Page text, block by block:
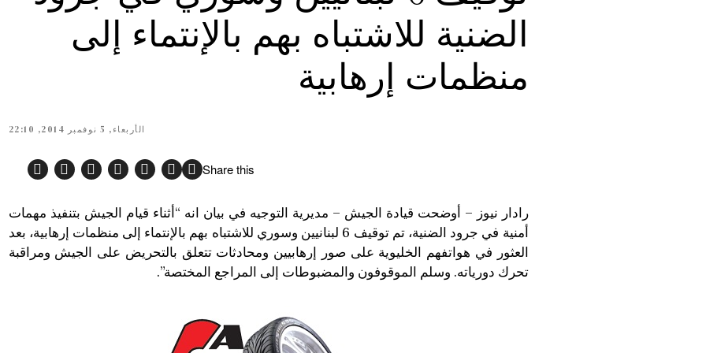
الضنية للاشتباه بهم بالإنتماء إلى
منظمات إرهابية
الأربعاء, 5 نوفمبر 2014, 22:10
Share this
رادار نيوز – أوضحت قيادة الجيش – مديرية التوجيه في بيان انه “أثناء قيام الجيش بتنفيذ مهمات
أمنية في جرود الضنية، تم توقيف 6 لبنانيين وسوري للاشتباه بهم بالإنتماء إلى منظمات إرهابية، بعد
العثور في هواتفهم الخليوية على صور إرهابيين ومحادثات تتعلق بالتحريض على الجيش ومراقبة
تحرك دورياته. وسلم الموقوفون والمضبوطات إلى المراجع المختصة”.